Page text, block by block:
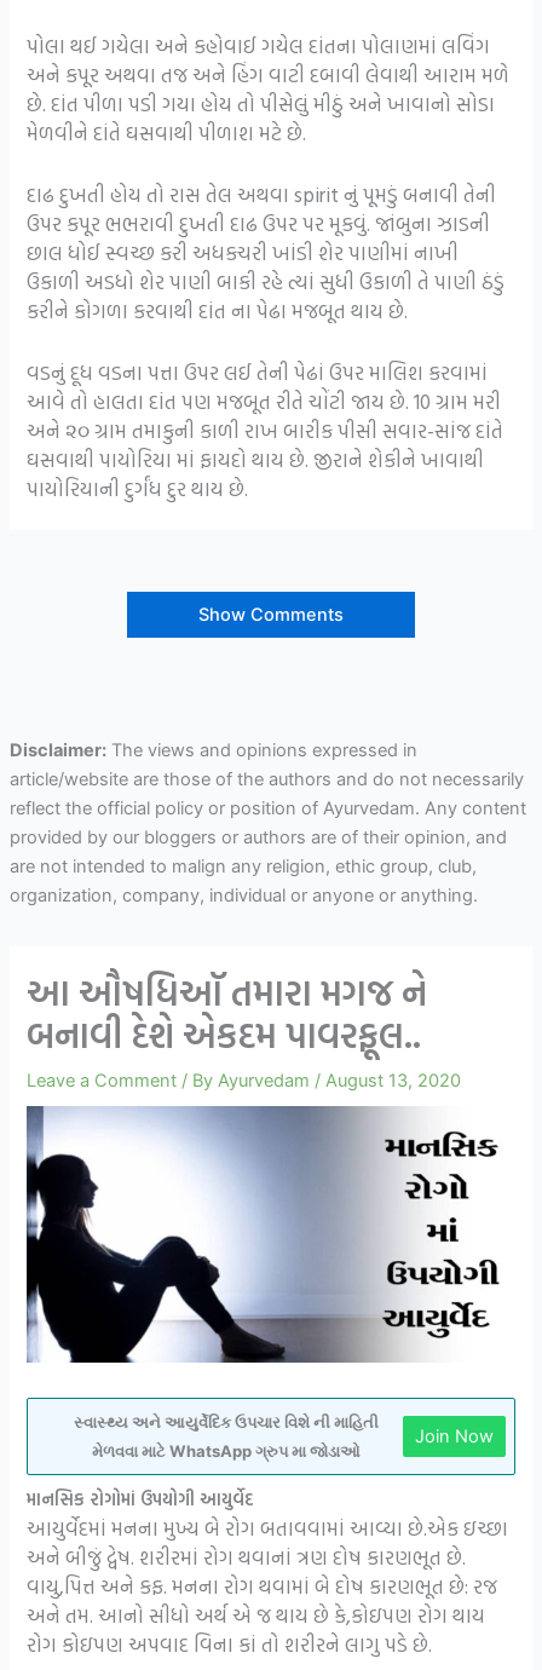
પોલા થઈ ગયેલા અને કહોવાઈ ગયેલ દાંતના પોલાણમાં લવિંગ
અને કપૂર અથવા તજ અને હિંગ વાટી દબાવી લેવાથી આરામ મળે
છે. દાંત પીળા પડી ગયા હોય તો પીસેલું મીઠું અને ખાવાનો સોડા
મેળવીને દાંતે ઘસવાથી પીળાશ મટે છે.
દાઢ દુખતી હોય તો રાસ તેલ અથવા spirit નું પૂમડું બનાવી તેની
ઉપર કપૂર ભભરાવી દુખતી દાઢ ઉપર પર મૂકવું. જાંબુના ઝાડની
છાલ ધોઈ સ્વચ્છ કરી અધકચરી ખાંડી શેર પાણીમાં નાખી
ઉકાળી અડધો શેર પાણી બાકી રહે ત્યાં સુધી ઉકાળી તે પાણી ઠંડું
કરીને કોગળા કરવાથી દાંત ના પેઢા મજબૂત થાય છે.
વડનું દૂધ વડના પત્તા ઉપર લઈ તેની પેઢાં ઉપર માલિશ કરવામાં
આવે તો હાલતા દાંત પણ મજબૂત રીતે ચોંટી જાય છે. 10 ગ્રામ મરી
અને ૨૦ ગ્રામ તમાકુની કાળી રાખ બારીક પીસી સવાર-સાંજ દાંતે
ઘસવાથી પાયોરિયા માં ફાયદો થાય છે. જીરાને શેકીને ખાવાથી
પાયોરિયાની દુર્ગંધ દુર થાય છે.
Show Comments
Disclaimer:The views and opinions expressed in
article/website are those of the authors and do not necessarily
reflect the official policy or position of Ayurvedam. Any content
provided by our bloggers or authors are of their opinion, and
are not intended to malign any religion, ethic group, club,
organization, company, individual or anyone or anything.
આ ઔષધિઑ તમારા મગજ ને
બનાવી દેશે એકદમ પાવરફૂલ..
Leave a Comment / ByAyurvedam /August 13, 2020
સ્વાસ્થ્ય અને આયુર્વેદિક ઉપચાર વિશે ની માહિતી
મેળવવા માટે WhatsApp ગ્રુપ મા જોડાઓ
Join Now
માનસિક રોગોમાં ઉપયોગી આયુર્વેદ
આયુર્વેદમાં મનના મુખ્ય બે રોગ બતાવવામાં આવ્યા છે.એક ઇચ્છા
અને બીજું દ્વેષ. શરીરમાં રોગ થવાનાં ત્રણ દોષ કારણભૂત છે.
વાયુ,પિત્ત અને કફ. મનના રોગ થવામાં બે દોષ કારણભૂત છે: રજ
અને તમ. આનો સીધો અર્થ એ જ થાય છે કે,કોઇપણ રોગ થાય
રોગ કોઇપણ અપવાદ વિના કાં તો શરીરને લાગુ પડે છે.